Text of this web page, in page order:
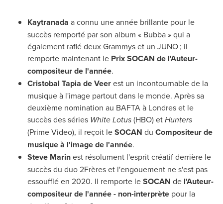
Kaytranada a connu une année brillante pour le
succès remporté par son album « Bubba » qui a
également raflé deux Grammys et un JUNO ; il
remporte maintenant le Prix SOCAN de l'Auteur-
compositeur de l'année.
Cristobal Tapia de Veerest un incontournable de la
musique à l'image partout dans le monde. Après sa
deuxième nomination au BAFTA à Londres et le
succès des séries White Lotus(HBO) etHunters
(Prime Video), il reçoit leSOCAN du Compositeur de
musique à l'image de l'année.
Steve Marinest résolument l'esprit créatif derrière le
succès du duo 2Frères et l'engouement ne s'est pas
essoufflé en 2020. Il remporte leSOCAN de l'Auteur-
compositeur de l'année - non-interprète pour la